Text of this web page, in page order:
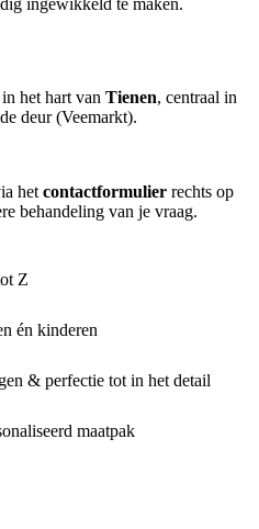
ingewikkeld te maken.
het hart van Tienen, centraal in
deur (Veemarkt).
het contactformulier rechts op
behandeling van je vraag.
Z
én kinderen
& perfectie tot in het detail
maatpak